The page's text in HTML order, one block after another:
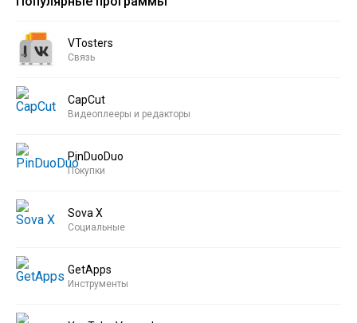
VTosters
Связь
CapCut
Видеоплееры и редакторы
PinDuoDuo
Покупки
Sova X
Социальные
GetApps
Инструменты